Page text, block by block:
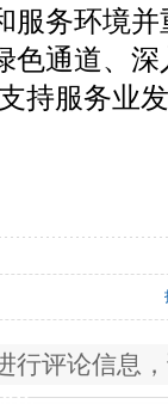
服务环境
色通道、
持服务业
行评论信息